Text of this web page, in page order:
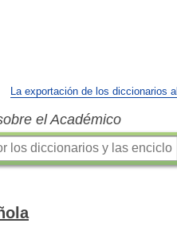
La exportación de los diccionarios
el Académico